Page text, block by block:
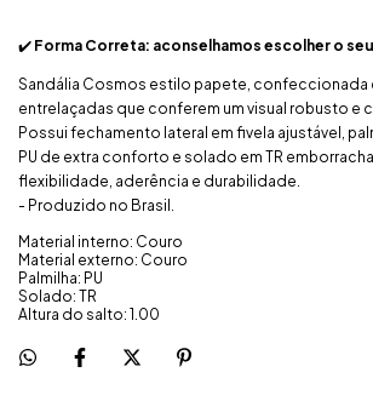
✔️ Forma Correta: aconselhamos escolher o
Sandália Cosmos estilo papete, confeccionada
entrelaçadas que conferem um visual robusto e
Possui fechamento lateral em fivela ajustável,
PU de extra conforto e solado em TR
flexibilidade, aderência e durabilidade.
- Produzido no Brasil.
Material interno: Couro
Material externo: Couro
Palmilha: PU
Solado: TR
Altura do salto: 1.00